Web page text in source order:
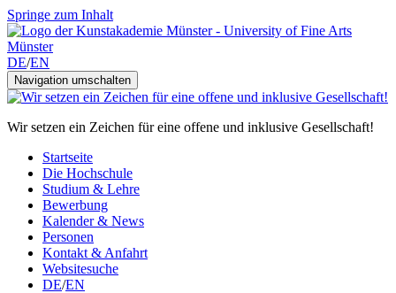
Springe zum Inhalt
DE/EN
Navigation umschalten
Wir setzen ein Zeichen für eine offene und inklusive Gesellschaft!
Startseite
Die Hochschule
Studium & Lehre
Bewerbung
Kalender & News
Personen
Kontakt & Anfahrt
Websitesuche
DE/EN